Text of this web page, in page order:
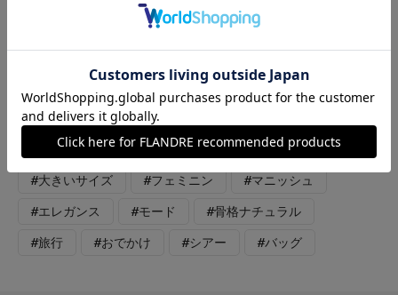
着こなしが完成する、頼れる万能アイテムです。
#スペシャルプライス #ワンピース #ブラウス
#オフィスカジュアル
#テレワーク #リラックス
#デート #食事会 #ウォッシャブル
#大きいサイズ #フェミニン #マニッシュ
#エレガンス #モード #骨格ナチュラル
#旅行 #おでかけ #シアー #バッグ